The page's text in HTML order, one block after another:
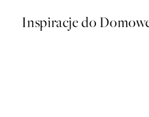
Inspiracje do